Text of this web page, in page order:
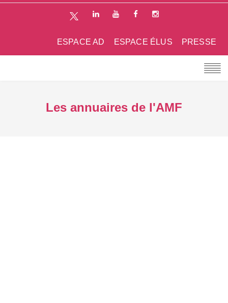
PRESSE
ESPACE ÉLUS
ESPACE AD
Les annuaires de l'AMF